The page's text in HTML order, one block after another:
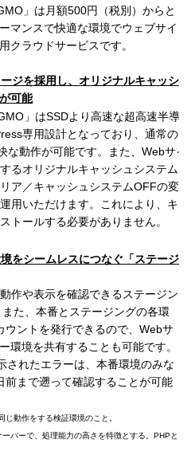
」は月額500円（税別）からと
マンスで快適な環境でウェブサイ
クラウドサービスです。
ジを採用し、オリジナルキャッシ
可能
」はSSDより高速な超高速半導体
専用設計となっており、通常のHD
な動作が可能です。また、Webサイ
るオリジナルキャッシュシステムを
ア／キャッシュシステムOFFの変更
用いただけます。これにより、キャ
トールする必要がありません。
をシームレスにつなぐ「ステージ
作や表示を確認できるステージン
た、本番とステージングの各環
ウントを発行できるので、Webサ
環境を共有することも可能です。
されたエラーは、本番環境のみな
前まで遡って確認することが可能
動作をする検証環境のこと。
バーで、処理能力の高さを特徴とする。PHPと